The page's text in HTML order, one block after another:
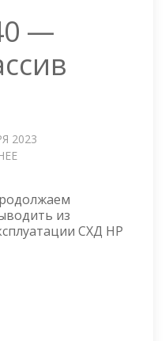
—
2023
2040
—
УДАЛЯЕМ
из
СХД HP